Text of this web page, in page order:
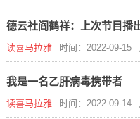
德云社阎鹤祥：上次节目播
读喜马拉雅 时间：2022-09-15
我是一名乙肝病毒携带者
读喜马拉雅 时间：2022-09-14